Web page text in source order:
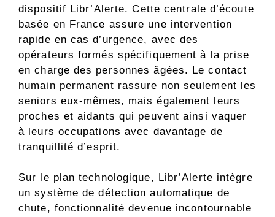
dispositif Libr’Alerte. Cette centrale d’écoute
basée en France assure une intervention
rapide en cas d’urgence, avec des
opérateurs formés spécifiquement à la prise
en charge des personnes âgées. Le contact
humain permanent rassure non seulement les
seniors eux-mêmes, mais également leurs
proches et aidants qui peuvent ainsi vaquer
à leurs occupations avec davantage de
tranquillité d’esprit.
Sur le plan technologique, Libr’Alerte intègre
un système de détection automatique de
chute, fonctionnalité devenue incontournable